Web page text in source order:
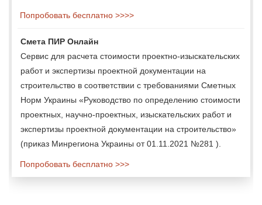
Попробовать бесплатно >>>>
Смета ПИР Онлайн
Сервис для расчета стоимости проектно-изыскательских
работ и экспертизы проектной документации на
строительство в соответствии с требованиями Сметных
Норм Украины «Руководство по определению стоимости
проектных, научно-проектных, изыскательских работ и
экспертизы проектной документации на строительство»
(приказ Минрегиона Украины от 01.11.2021 №281 ).
Попробовать бесплатно >>>